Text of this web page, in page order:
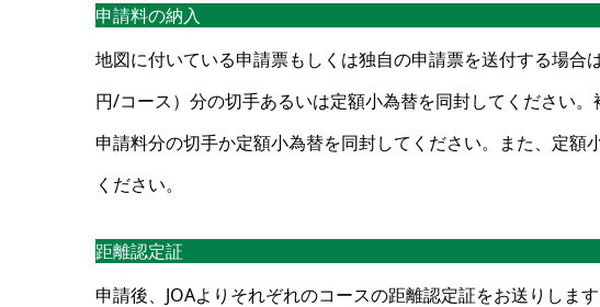
申請料の納入
地図に付いている申請票もしくは独自の申請票を送付する場
円/コース）分の切手あるいは定額小為替を同封してください
申請料分の切手か定額小為替を同封してください。また、定
ください。
距離認定証
申請後、JOAよりそれぞれのコースの距離認定証をお送りします